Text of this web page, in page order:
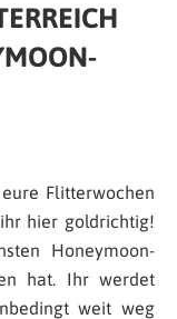
Flitterwochen
hier goldrichtig!
Honeymoon-
hat. Ihr werdet
weit weg